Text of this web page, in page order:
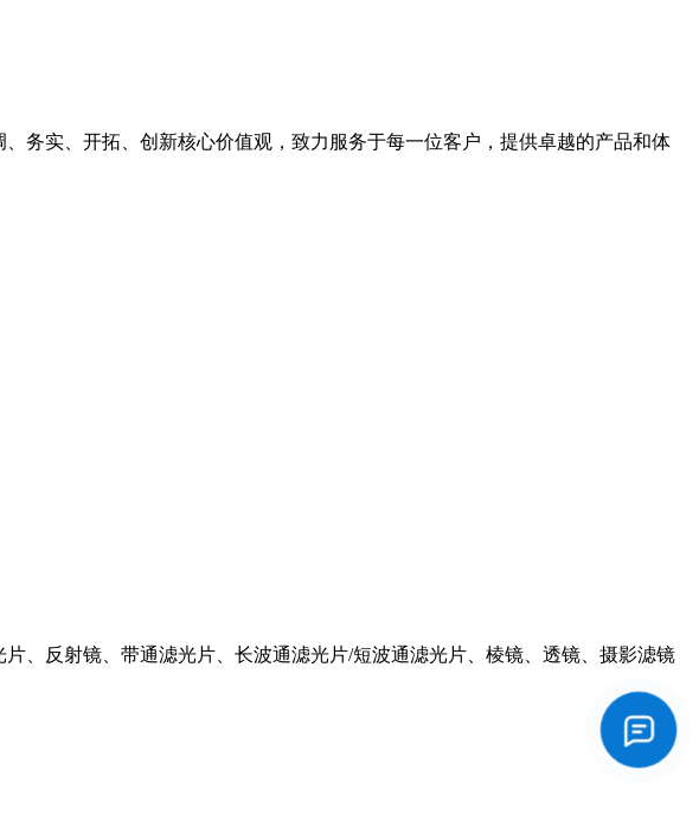
务实、开拓、创新核心价值观，致力服务于每一位客户，提供卓越的产品和体
、反射镜、带通滤光片、长波通滤光片/短波通滤光片、棱镜、透镜、摄影滤镜